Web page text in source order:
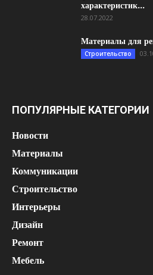
характеристик...
28.07.2022
Материалы для
Строительство
ПОПУЛЯРНЫЕ КАТЕГОРИИ
Новости
Материалы
Коммуникации
Строительство
Интерьеры
Дизайн
Ремонт
Мебель